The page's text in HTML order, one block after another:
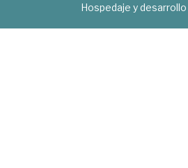
Hospedaje y desarrollo